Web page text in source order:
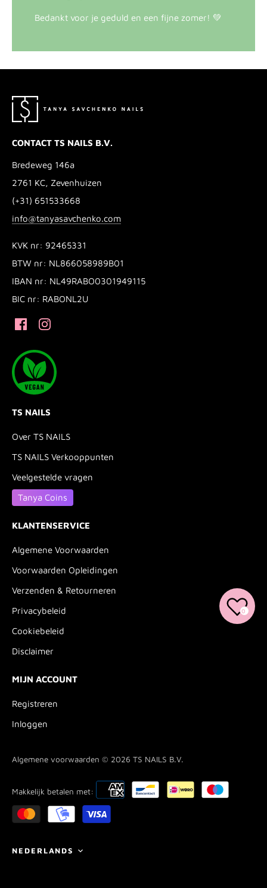
Bedankt voor je geduld en een fijne zomer! 💚
CONTACT TS NAILS B.V.
Bredeweg 146a
2761 KC, Zevenhuizen
(+31) 651533668
info@tanyasavchenko.com
KVK nr: 92465331
BTW nr: NL866058989B01
IBAN nr: NL49RABO0301949115
BIC nr: RABONL2U
TS NAILS
Over TS NAILS
TS NAILS Verkooppunten
Veelgestelde vragen
Tanya Coins
KLANTENSERVICE
Algemene Voorwaarden
Voorwaarden Opleidingen
Verzenden & Retourneren
Privacybeleid
Cookiebeleid
Disclaimer
MIJN ACCOUNT
Registreren
Inloggen
Algemene voorwaarden © 2026 TS NAILS B.V.
Makkelijk betalen met:
Taal
NEDERLANDS
0